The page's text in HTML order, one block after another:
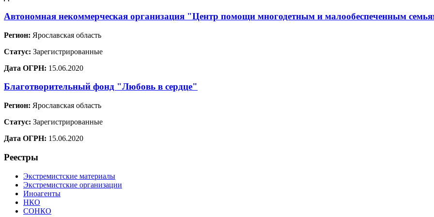
Автономная некоммерческая организация "Центр помощи многодетным и малообеспеченным
Регион: Ярославская область
Статус: Зарегистрированные
Дата ОГРН: 15.06.2020
Благотворительный фонд "Любовь в сердце"
Регион: Ярославская область
Статус: Зарегистрированные
Дата ОГРН: 15.06.2020
Реестры
Экстремистские материалы
Экстремистские организации
Иноагенты
НКО
СОНКО